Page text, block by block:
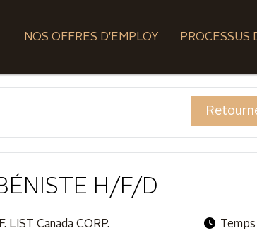
NOS OFFRES D'EMPLOY
PROCESSUS
H/F/D
F. LIST Canada CORP.